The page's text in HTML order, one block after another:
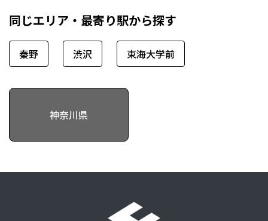
同じエリア・最寄り駅から探す
秦野 渋沢 東海大学前
神奈川県